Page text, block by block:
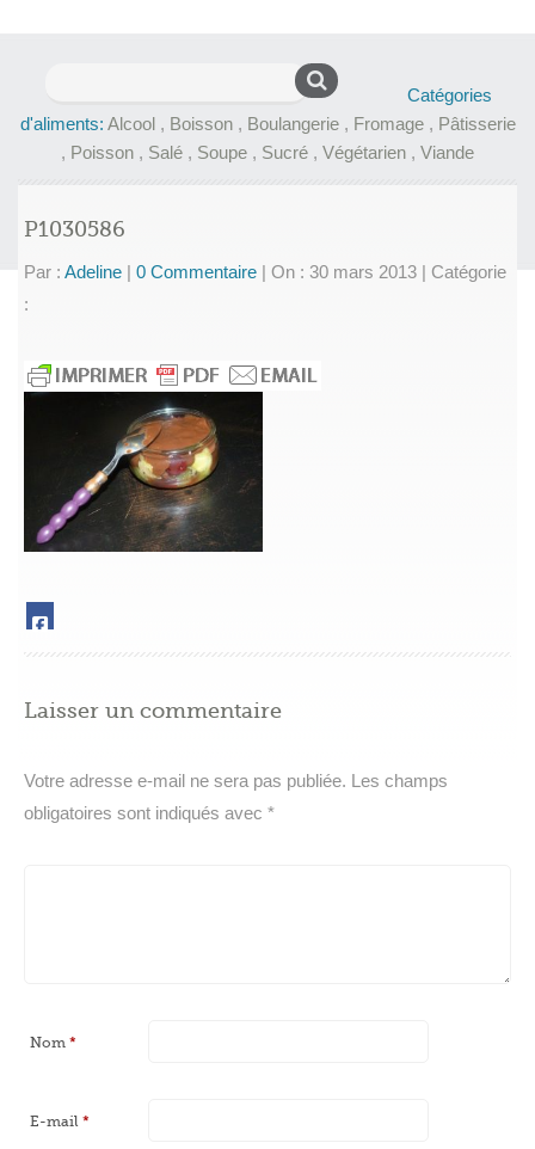
Catégories
d'aliments: Alcool , Boisson, Boulangerie, Fromage, Pâtisserie
, Poisson , Salé , Soupe , Sucré , Végétarien , Viande
P1030586
Par : Adeline 0 Commentaire On : 30 mars 2013
Catégorie
:
Laisser un commentaire
Votre adresse e-mail ne sera pas publiée. Les champs
obligatoires sont indiqués avec *
Nom *
E-mail *